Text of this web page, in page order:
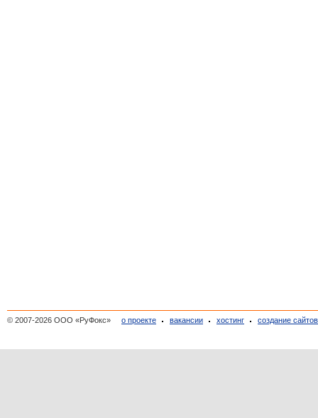
© 2007-2026 ООО «РуФокс» о проекте вакансии хостинг создание сайтов